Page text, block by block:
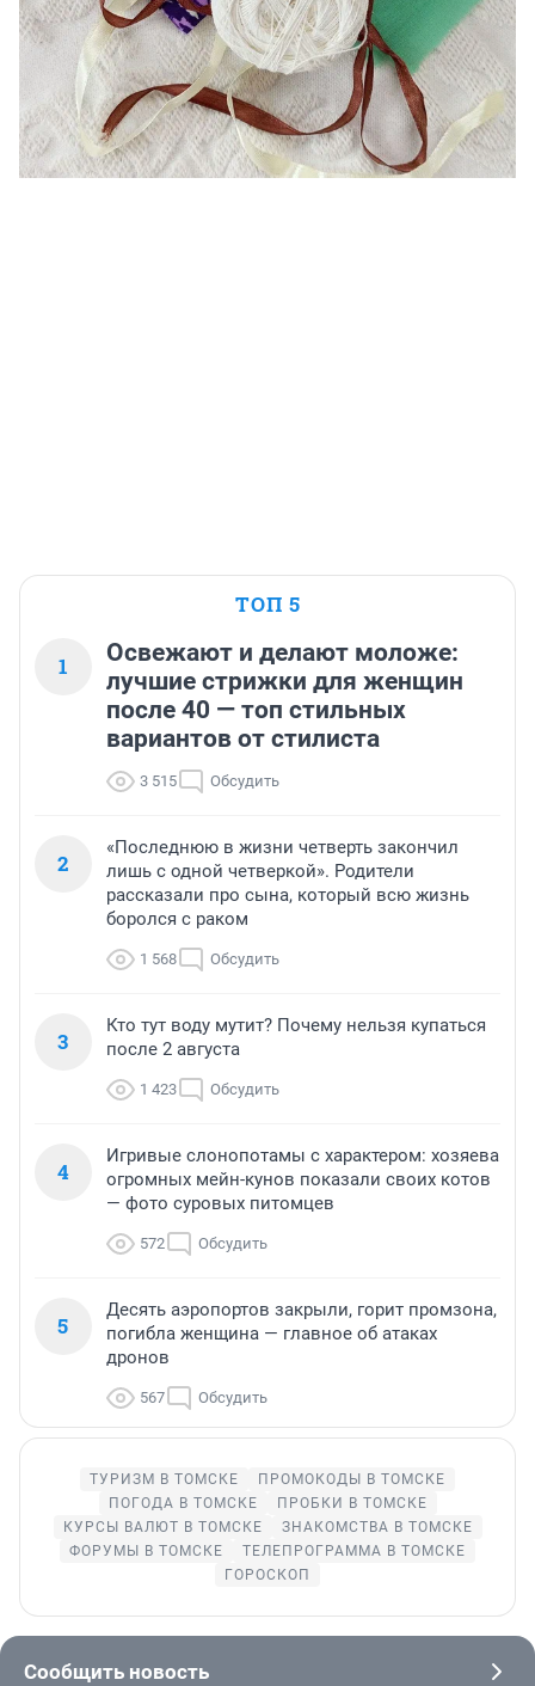
ТОП 5
1
Освежают и делают моложе:
лучшие стрижки для женщин
после 40 — топ стильных
вариантов от стилиста
3 515 Обсудить
2
«Последнюю в жизни четверть закончил
лишь с одной четверкой». Родители
рассказали про сына, который всю жизнь
боролся с раком
1 568 Обсудить
3
Кто тут воду мутит? Почему нельзя купаться
после 2 августа
1 423 Обсудить
4
Игривые слонопотамы с характером: хозяева
огромных мейн-кунов показали своих котов
— фото суровых питомцев
572 Обсудить
5
Десять аэропортов закрыли, горит промзона,
погибла женщина — главное об атаках
дронов
567 Обсудить
ТУРИЗМ В ТОМСКЕ
ПРОМОКОДЫ В ТОМСКЕ
ПОГОДА В ТОМСКЕ
ПРОБКИ В ТОМСКЕ
КУРСЫ ВАЛЮТ В ТОМСКЕ
ЗНАКОМСТВА В ТОМСКЕ
ФОРУМЫ В ТОМСКЕ
ТЕЛЕПРОГРАММА В ТОМСКЕ
ГОРОСКОП
Сообщить новость